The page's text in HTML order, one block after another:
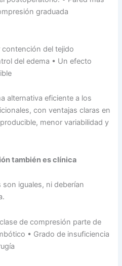
graduada
contención del tejido
del edema • Un efecto
alternativa eficiente a los
con ventajas claras en
menor variabilidad y
también es clínica
iguales, ni deberían
de compresión parte de
• Grado de insuficiencia